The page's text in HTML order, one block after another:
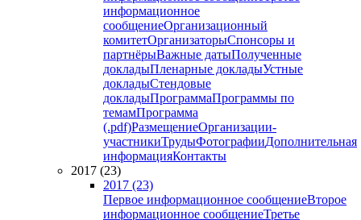
информационное
сообщениеОрганизационный
комитетОрганизаторыСпонсоры и
партнёрыВажные датыПолученные
докладыПленарные докладыУстные
докладыСтендовые
докладыПрограммаПрограммы по
темамПрограмма
(.pdf)РазмещениеОрганизации-
участникиТрудыФотографииДополнительная
информацияКонтакты
2017 (23)
2017 (23)
Первое информационное сообщениеВторое
информационное сообщениеТретье